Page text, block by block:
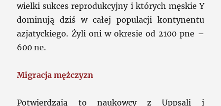
wielki sukces reprodukcyjny i których męskie Y
dominują dziś w całej populacji kontynentu
azjatyckiego. Żyli oni w okresie od 2100 pne –
600 ne.
Migracja mężczyzn
Potwierdzają to naukowcy z Uppsali i